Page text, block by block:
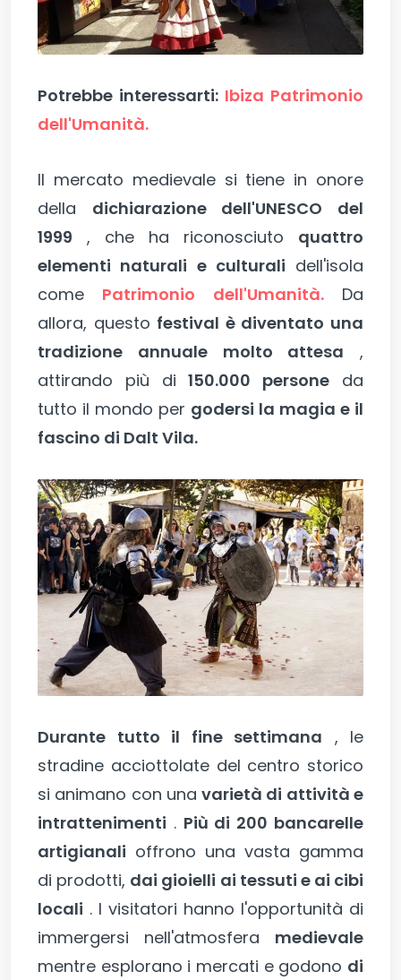
Potrebbe interessarti: Ibiza Patrimonio
dell'Umanità.
Il mercato medievale si tiene in onore
della dichiarazione dell'UNESCO del
1999 , che ha riconosciuto quattro
elementi naturali e culturali dell'isola
come Patrimonio dell'Umanità.Da
allora, questo festival è diventato una
tradizione annuale molto attesa ,
attirando più di150.000 persone da
tutto il mondo per godersi la magia e il
fascino di Dalt Vila.
Durante tutto il fine settimana , le
stradine acciottolate del centro storico
si animano con unavarietà di attività e
intrattenimenti . Più di 200 bancarelle
artigianali offrono una vasta gamma
di prodotti, dai gioielli ai tessuti e ai cibi
locali . I visitatori hanno l'opportunità di
immergersi nell'atmosfera medievale
mentre esplorano i mercati e godono di